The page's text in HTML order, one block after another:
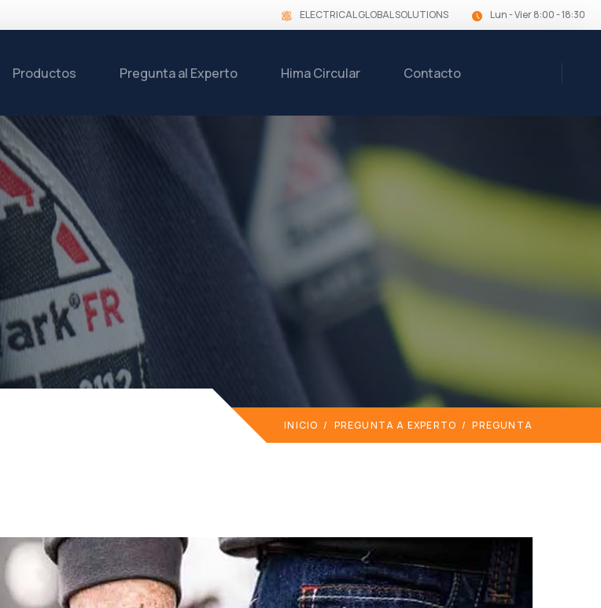
ELECTRICAL GLOBAL SOLUTIONS Lun - Vier 8:00 - 18:30
Productos Pregunta al Experto Hima Circular Contacto
INICIO / PREGUNTA A EXPERTO / PREGUNTA